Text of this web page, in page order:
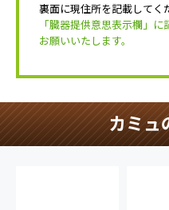
裏面に現住所を記載してく
「臓器提供意思表示欄」
お願いいたします。
カミュ